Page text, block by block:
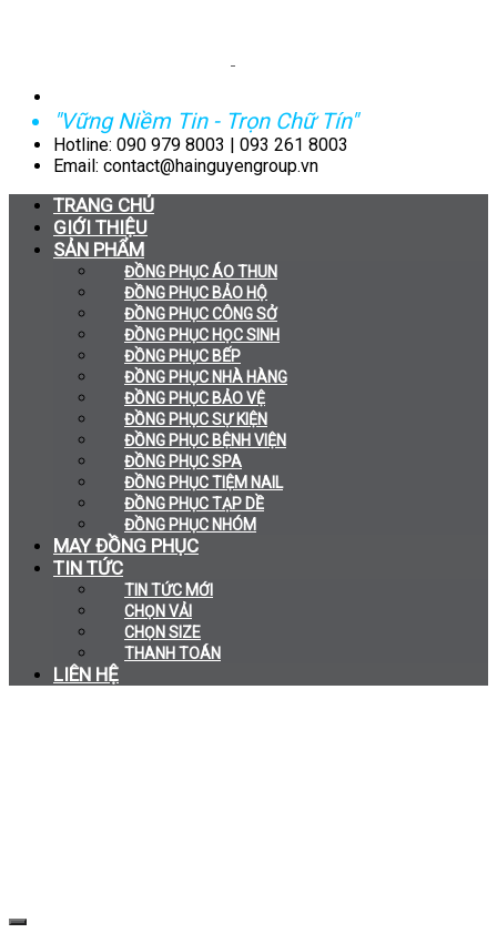
"Vững Niềm Tin - Trọn Chữ Tín"
Hotline: 090 979 8003 | 093 261 8003
Email: contact@hainguyengroup.vn
TRANG CHỦ
GIỚI THIỆU
SẢN PHẨM
ĐỒNG PHỤC ÁO THUN
ĐỒNG PHỤC BẢO HỘ
ĐỒNG PHỤC CÔNG SỞ
ĐỒNG PHỤC HỌC SINH
ĐỒNG PHỤC BẾP
ĐỒNG PHỤC NHÀ HÀNG
ĐỒNG PHỤC BẢO VỆ
ĐỒNG PHỤC SỰ KIỆN
ĐỒNG PHỤC BỆNH VIỆN
ĐỒNG PHỤC SPA
ĐỒNG PHỤC TIỆM NAIL
ĐỒNG PHỤC TẠP DỀ
ĐỒNG PHỤC NHÓM
MAY ĐỒNG PHỤC
TIN TỨC
TIN TỨC MỚI
CHỌN VẢI
CHỌN SIZE
THANH TOÁN
LIÊN HỆ